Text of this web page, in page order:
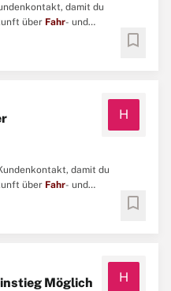
damit du
über Fahr- und
Probezeit. ...
bookmark
H
damit du
über Fahr- und
Dein Profil – das bringst du
B mit abgeschlossener
bookmark
Möglich H